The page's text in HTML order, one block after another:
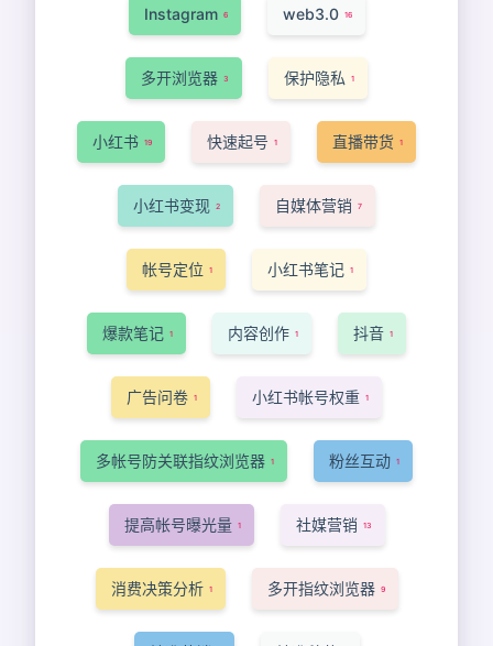
Instagram 6 web3.0 16
多开浏览器 3 保护隐私 1
小红书 19 快速起号 1 直播带货 1
小红书变现 2 自媒体营销 7
帐号定位 1 小红书笔记 1
爆款笔记 1 内容创作 1 抖音 1
广告问卷 1 小红书帐号权重 1
多帐号防关联指纹浏览器 1 粉丝互动 1
提高帐号曝光量 1 社媒营销 13
消费决策分析 1 多开指纹浏览器 9